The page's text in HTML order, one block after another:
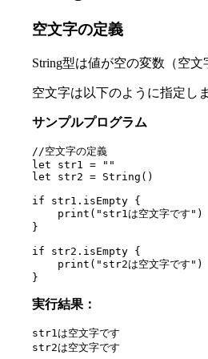
空文字の定義
String型は値が空の変数（空
空文字は以下のように指定しま
サンプルプログラム
//空文字の定義
let str1 = ""
let str2 = String()
if str1.isEmpty {
    print("str1は空文字です")
}
if str2.isEmpty {
    print("str2は空文字です")
}
実行結果：
str1は空文字です
str2は空文字です